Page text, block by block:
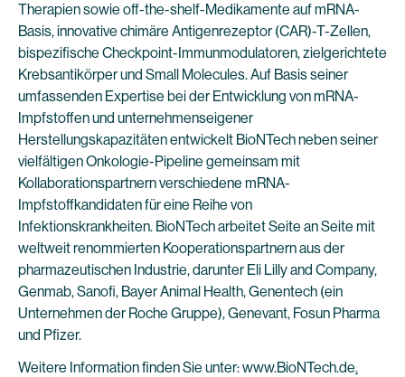
Therapien sowie off-the-shelf-Medikamente auf mRNA-
Basis, innovative chimäre Antigenrezeptor (CAR)-T-Zellen,
bispezifische Checkpoint-Immunmodulatoren, zielgerichtete
Krebsantikörper und Small Molecules. Auf Basis seiner
umfassenden Expertise bei der Entwicklung von mRNA-
Impfstoffen und unternehmenseigener
Herstellungskapazitäten entwickelt BioNTech neben seiner
vielfältigen Onkologie-Pipeline gemeinsam mit
Kollaborationspartnern verschiedene mRNA-
Impfstoffkandidaten für eine Reihe von
Infektionskrankheiten. BioNTech arbeitet Seite an Seite mit
weltweit renommierten Kooperationspartnern aus der
pharmazeutischen Industrie, darunter Eli Lilly and Company,
Genmab, Sanofi, Bayer Animal Health, Genentech (ein
Unternehmen der Roche Gruppe), Genevant, Fosun Pharma
und Pfizer.
Weitere Information finden Sie unter:www.BioNTech.de.